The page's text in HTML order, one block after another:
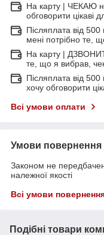
На карту | ЧЕКАЮ
обговорити цікаві
Післяплата від
мені потрібно те,
На карту |
те, що я вибрав,
Післяплата від
хочу обговорити
Всі умови оплати
Умови повернення
Законом не
належної якості
Всі умови
Подібні товари